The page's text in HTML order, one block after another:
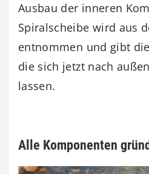
Ausbau der inneren
Spiralscheibe wird aus
entnommen und gibt
die sich jetzt nach
lassen.
Alle Komponenten